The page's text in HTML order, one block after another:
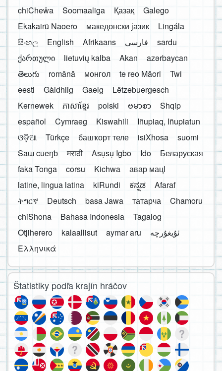
chiCheŵa
Soomaaliga Қазақ
Galego
Ekakairũ Naoero
македонски јазик
Lingála
සිංහල
English Afrikaans فارسی
sardu
ქართული
lietuvių kalba Akan
azərbaycan
తెలుగు
română монгол te reo Māori
Twi
eesti
Gàidhlig Gaelg
Lëtzebuergesch
Kernewek
ភាសាខ្មែរ polski ဗမာစာ
Shqip
español
Cymraeg Kiswahili
Iñupiaq, Iñupiatun
ଓଡ଼ିଆ
Türkçe башҡорт теле isiXhosa
suomi
Saɯ cueŋƅ
मराठी Asụsụ Igbo Ido
Беларуская
faka Tonga
corsu Kichwa
авар мацӀ
latine, lingua latina
kiRundi ಕನ್ನಡ
Afaraf
ትግርኛ
Deutsch basa Jawa татарча
Chamoru
chiShona
Bahasa Indonesia
Tagalog
Otjiherero
kalaallisut aymar aru
Ελληνικά
Štatistiky podľa krajín hráčov